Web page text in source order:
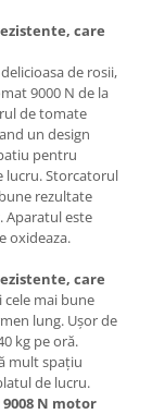
care
de rosii,
9000 N de la
de tomate
un design
pentru
lucru. Storcatorul
rezultate
Aparatul este
oxideaza.
care
mai bune
lung. Ușor de
kg pe oră.
mult spațiu
de lucru.
N motor